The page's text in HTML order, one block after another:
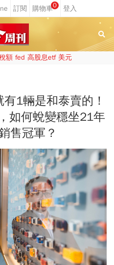
0
額 fed 高股息etf 美元
1輛是和泰賣的！
如何蛻變穩坐21年
售冠軍？